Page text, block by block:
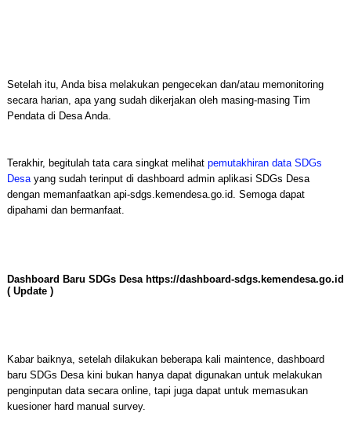
Setelah itu, Anda bisa melakukan pengecekan dan/atau memonitoring
secara harian, apa yang sudah dikerjakan oleh masing-masing Tim
Pendata di Desa Anda.
Terakhir, begitulah tata cara singkat melihat pemutakhiran data SDGs
Desayang sudah terinput di dashboard admin aplikasi SDGs Desa
dengan memanfaatkan api-sdgs.kemendesa.go.id. Semoga dapat
dipahami dan bermanfaat.
Dashboard Baru SDGs Desa https://dashboard-sdgs.kemendesa.go.id
( Update )
Kabar baiknya, setelah dilakukan beberapa kali maintence, dashboard
baru SDGs Desa kini bukan hanya dapat digunakan untuk melakukan
penginputan data secara online, tapi juga dapat untuk memasukan
kuesioner hard manual survey.